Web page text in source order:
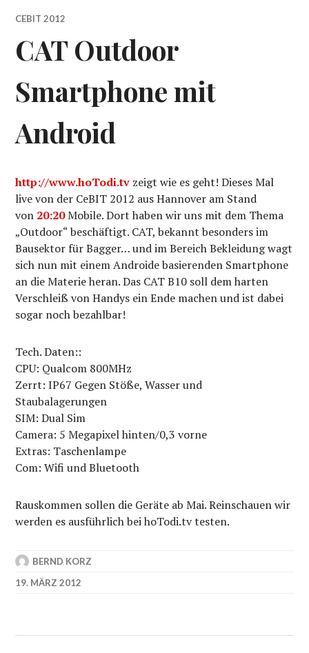
CEBIT 2012
CAT Outdoor
Smartphone mit
Android
http://www.hoTodi.tv zeigt wie es geht! Dieses Mal
live von der CeBIT 2012 aus Hannover am Stand
von 20:20Mobile. Dort haben wir uns mit dem Thema
„Outdoor“ beschäftigt. CAT, bekannt besonders im
Bausektor für Bagger… und im Bereich Bekleidung wagt
sich nun mit einem Androide basierenden Smartphone
an die Materie heran. Das CAT B10 soll dem harten
Verschleiß von Handys ein Ende machen und ist dabei
sogar noch bezahlbar!
Tech. Daten::
CPU: Qualcom 800MHz
Zerrt: IP67 Gegen Stöße, Wasser und
Staubalagerungen
SIM: Dual Sim
Camera: 5 Megapixel hinten/0,3 vorne
Extras: Taschenlampe
Com: Wifi und Bluetooth
Rauskommen sollen die Geräte ab Mai. Reinschauen wir
werden es ausführlich bei hoTodi.tv testen.
BERND KORZ
19. MÄRZ 2012